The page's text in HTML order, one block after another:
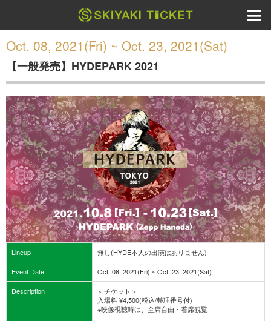
Oct. 08, 2021(Fri) ~ Oct. 23, 2021(Sat)
【一般発売】HYDEPARK 2021
Lineup
無し(HYDE本人の出演はありません)
Event Date
Oct. 08, 2021(Fri) ~ Oct. 23, 2021(Sat)
Description
＜チケット＞
入場料 ¥4,500(税込/整理番号付)
※映像視聴時は、全席自由・着席観覧